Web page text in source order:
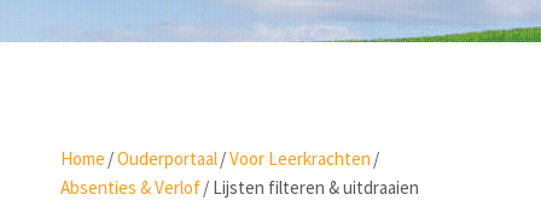
Home /Ouderportaal/Voor Leerkrachten /
Absenties & Verlof/ Lijsten filteren & uitdraaien